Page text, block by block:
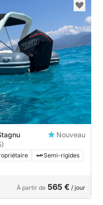
Nouveau
Semi-rigides
À partir de 565 € / jour